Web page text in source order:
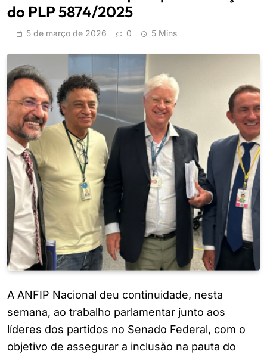
do PLP 5874/2025
5 de março de 2026 0 5 Mins
A ANFIP Nacional deu continuidade, nesta
semana, ao trabalho parlamentar junto aos
líderes dos partidos no Senado Federal, com o
objetivo de assegurar a inclusão na pauta do